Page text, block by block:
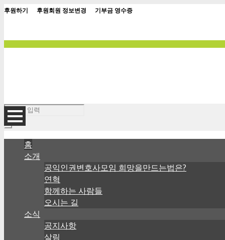
후원하기 후원회원 정보변경 기부금 영수증
홈
소개
공익인권변호사모임 희망을만드는법은?
연혁
함께하는 사람들
오시는 길
소식
공지사항
살림